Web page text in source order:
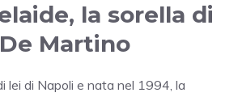
la sorella di
Martino
lei di Napoli e nata nel 1994, la